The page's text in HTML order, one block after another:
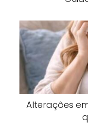
Alterações